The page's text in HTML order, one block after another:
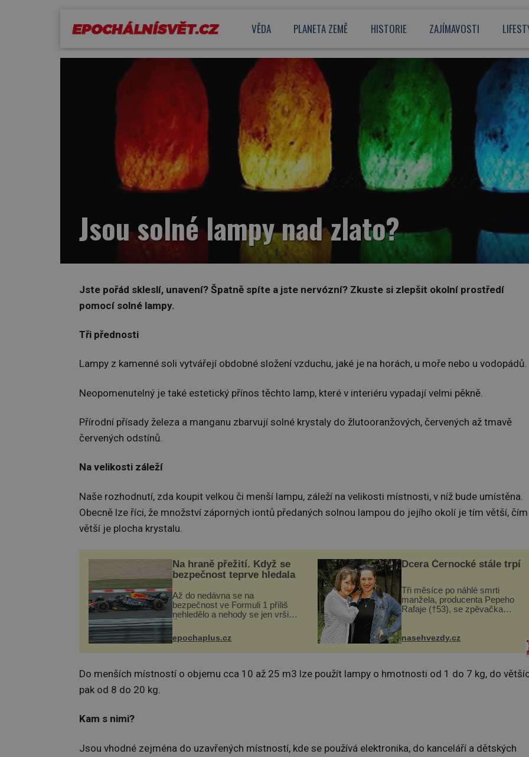
VĚDA PLANETA ZEMĚ HISTORIE ZAJÍMAVOSTI
Jsou solné lampy nad zlato?
Jste pořád skleslí, unavení? Špatně spíte a jste nervózní? Zkuste si zlepšit okolní prostředí
pomocí solné lampy.
Tři přednosti
Lampy z kamenné soli vytvářejí obdobné složení vzduchu, jaké je na horách, u moře nebo u vodopádů.
Neopomenutelný je také estetický přínos těchto lamp, které v interiéru vypadají velmi pěkně.
Přírodní přísady železa a manganu zbarvují solné krystaly do žlutooranžových, červených až tmavě
červených odstínů.
Na velikosti záleží
Naše rozhodnutí, zda koupit velkou či menší lampu, záleží na velikosti místnosti, v níž bude umístěna.
Obecně lze říci, že množství záporných iontů předaných solnou lampou do jejího okolí je tím větší, čím
větší je plocha krystalu.
Na hraně přežití. Když se
bezpečnost teprve hledala
Až do nedávna se na
bezpečnost ve Formuli 1 příliš
nehledělo a nehody se jen vršily.
kůži, často s trvalými následky
nebo bohužel i ztrátou života.
Dnes nepochopiteln...
epochaplus.cz
Dcera Černocké stále trpí
Tři měsíce po náhlé smrti
manžela, producenta Pepeho
Rafaje (†53), se zpěvačka
ozvala veřejnosti. Na sociální
nasehvezdy.cz
Do menších místností o objemu cca 10 až 25 m3 lze použít lampy o hmotnosti od 1 do 7 kg, do
pak od 8 do 20 kg.
Kam s nimi?
Jsou vhodné zejména do uzavřených místností, kde se používá elektronika, do kanceláří a dětských